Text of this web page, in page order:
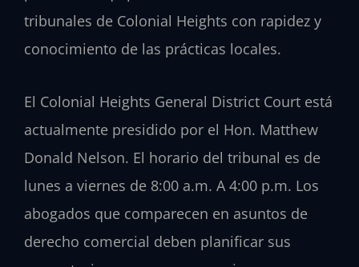
tribunales de Colonial Heights con rapidez y
conocimiento de las prácticas locales.
El Colonial Heights General District Court está
actualmente presidido por el Hon. Matthew
Donald Nelson. El horario del tribunal es de
lunes a viernes de 8:00 a.m. A 4:00 p.m. Los
abogados que comparecen en asuntos de
derecho comercial deben planificar sus